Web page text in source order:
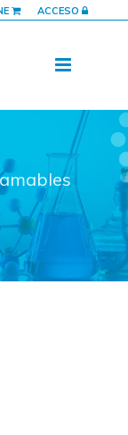
ACCESO